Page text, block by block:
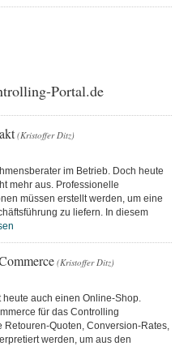
Portal.de
(Kristoffer Ditz)
im Betrieb. Doch heute
mehr aus. Professionelle
müssen erstellt werden, um eine
zu liefern. In diesem
(Kristoffer Ditz)
auch einen Online-Shop.
für das Controlling
Quoten, Conversion-Rates,
werden, um aus den